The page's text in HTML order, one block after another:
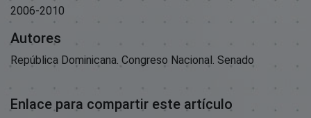
2006-2010
Autores
República Dominicana. Congreso Nacional. Senado
Enlace para compartir este artículo